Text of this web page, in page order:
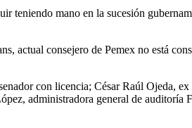
teniendo mano en la sucesión
actual consejero de Pemex no está
con licencia; César Raúl Ojeda,
administradora general de